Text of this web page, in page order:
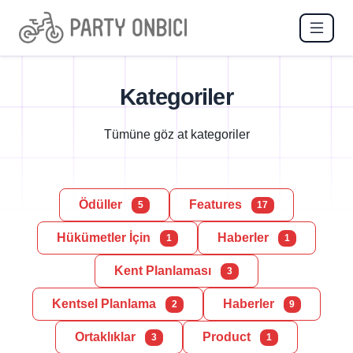
Kategoriler
Tümüne göz at kategoriler
Ödüller 5 Features 17
Hükümetler İçin 1 Haberler 1
Kent Planlaması 3
Kentsel Planlama 2 Haberler 9
Ortaklıklar 3 Product 1